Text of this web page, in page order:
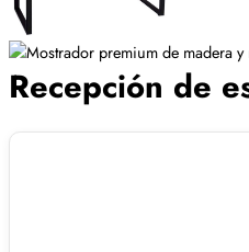
Recepción de